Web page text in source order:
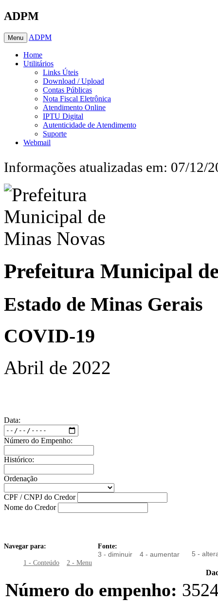
ADPM
Menu ADPM
Home
Utilitários
Links Úteis
Download / Upload
Contas Públicas
Nota Fiscal Eletrônica
Atendimento Online
IPTU Digital
Autenticidade de Atendimento
Suporte
Webmail
Informações atualizadas em: 07/12/
Prefeitura Municipal
Estado de Minas Gerais
COVID-19
Abril de 2022
Data:
Número do Empenho:
Histórico:
Ordenação
CPF / CNPJ do Credor
Nome do Credor
Navegar para:
1 - Conteúdo 2 - Menu
Fonte:
3 - diminuir 4 - aumentar 5 -
Número do empenho: